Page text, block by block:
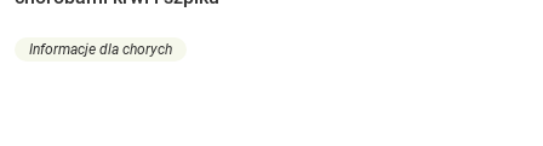
Informacje dla chorych